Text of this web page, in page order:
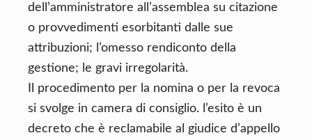
dell’amministratore all’assemblea su citazione
o provvedimenti esorbitanti dalle sue
attribuzioni; l’omesso rendiconto della
gestione; le gravi irregolarità.
Il procedimento per la nomina o per la revoca
si svolge in camera di consiglio. l’esito è un
decreto che è reclamabile al giudice d’appello